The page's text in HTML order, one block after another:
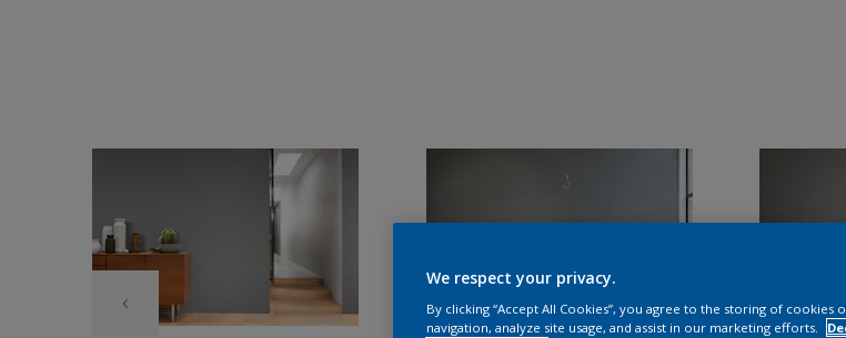
We respect your privacy.
By clicking “Accept All Cookies”, you agree to the storing of cookies
navigation, analyze site usage, and assist in our marketing efforts.